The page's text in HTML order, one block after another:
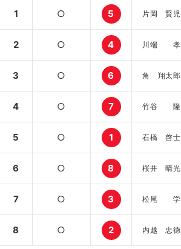
1 ○ 5 片岡 賢児
2 ○ 4 川端 孝
3 ○ 6 角 翔太郎
4 ○ 7 竹谷 隆
5 ○ 1 石橋 啓士
6 ○ 8 桜井 晴光
7 ○ 3 松尾 学
8 ○ 2 内越 忠徳